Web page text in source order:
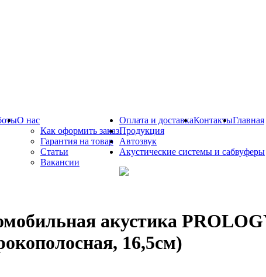
О нас
Как оформить заказ
Гарантия на товар
Статьи
Вакансии
Оплата и доставкаКонтактыГлавная
Продукция
Автозвук
Акустические системы и сабвуферы
акустика
16,5см)